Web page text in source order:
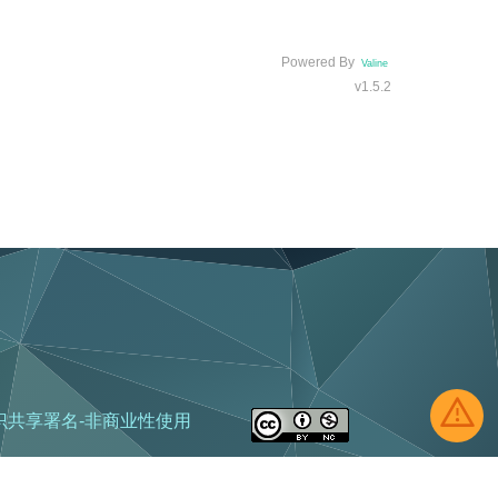
Powered By Valine
v1.5.2
共享署名-非商业性使用